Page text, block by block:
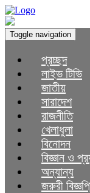
Toggle navigation
প্রচ্ছদ
লাইভ টিভি
জাতীয়
সারাদেশ
রাজনীতি
খেলাধুলা
বিনোদন
বিজ্ঞান ও
অন্যান্য
জরুরী